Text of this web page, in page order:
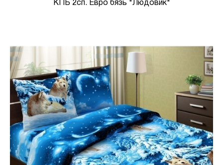
КПБ 2сп. Евро бязь "Людовик"